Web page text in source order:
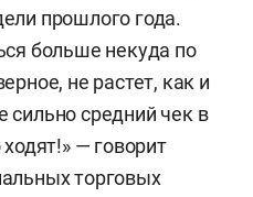
прошлого года.
больше некуда по
не растет, как и
сильно средний чек в
— говорит
торговых